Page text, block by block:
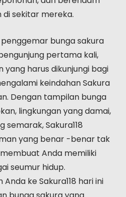
sekitar mereka.
bunga sakura
pertama kali,
yang harus dikunjungi bagi
keindahan Sakura
Dengan tampilan bunga
lingkungan yang damai,
Sakura118
yang benar -benar tak
Anda memiliki
seumur hidup.
ke Sakura118 hari ini